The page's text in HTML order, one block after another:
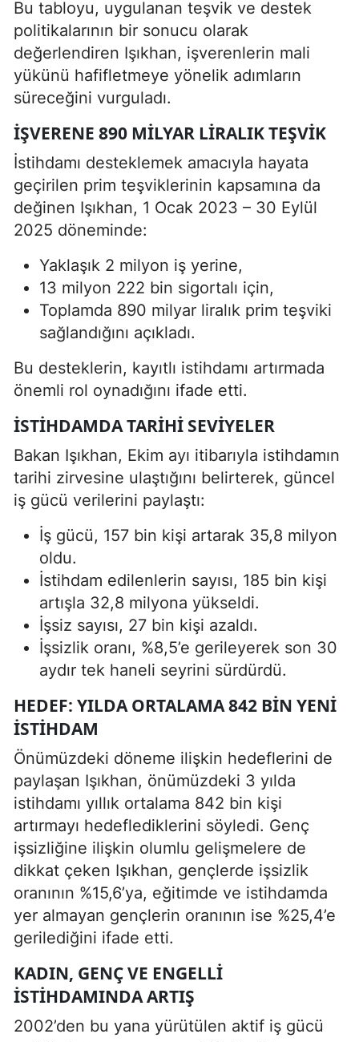
Bu tabloyu, uygulanan teşvik ve destek
politikalarının bir sonucu olarak
değerlendiren Işıkhan, işverenlerin mali
yükünü hafifletmeye yönelik adımların
süreceğini vurguladı.
İŞVERENE 890 MILYAR LIRALIK TEŞVIK
İstihdamı desteklemek amacıyla hayata
geçirilen prim teşviklerinin kapsamına da
değinen Işıkhan, 1 Ocak 2023 – 30 Eylül
2025 döneminde:
Yaklaşık 2 milyon iş yerine,
13 milyon 222 bin sigortalı için,
Toplamda 890 milyar liralık prim teşviki
sağlandığını açıkladı.
Bu desteklerin, kayıtlı istihdamı artırmada
önemli rol oynadığını ifade etti.
İSTIHDAMDA TARIHI SEVIYELER
Bakan Işıkhan, Ekim ayı itibarıyla istihdamın
tarihi zirvesine ulaştığını belirterek, güncel
iş gücü verilerini paylaştı:
İş gücü, 157 bin kişi artarak 35,8 milyon
oldu.
İstihdam edilenlerin sayısı, 185 bin kişi
artışla 32,8 milyona yükseldi.
İşsiz sayısı, 27 bin kişi azaldı.
İşsizlik oranı, %8,5’e gerileyerek son 30
aydır tek haneli seyrini sürdürdü.
HEDEF: YILDA ORTALAMA 842 BIN YENI
ISTIHDAM
Önümüzdeki döneme ilişkin hedeflerini de
paylaşan Işıkhan, önümüzdeki 3 yılda
istihdamı yıllık ortalama 842 bin kişi
artırmayı hedeflediklerini söyledi. Genç
işsizliğine ilişkin olumlu gelişmelere de
dikkat çeken Işıkhan, gençlerde işsizlik
oranının %15,6’ya, eğitimde ve istihdamda
yer almayan gençlerin oranının ise %25,4’e
gerilediğini ifade etti.
KADIN, GENÇ VE ENGELLI
ISTIHDAMINDA ARTIŞ
2002’den bu yana yürütülen aktif iş gücü